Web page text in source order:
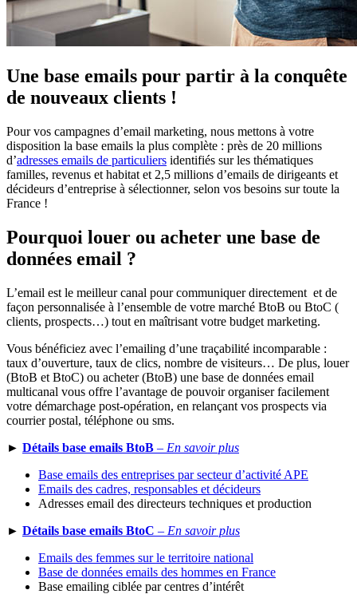
Une base emails pour partir à la conquête
de nouveaux clients !
Pour vos campagnes d’email marketing, nous mettons à votre
disposition la base emails la plus complète : près de 20 millions
d’adresses emails de particuliers identifiés sur les thématiques
familles, revenus et habitat et 2,5 millions d’emails de dirigeants et
décideurs d’entreprise à sélectionner, selon vos besoins sur toute la
France !
Pourquoi louer ou acheter une base de
données email ?
L’email est le meilleur canal pour communiquer directement et de
façon personnalisée à l’ensemble de votre marché BtoB ou BtoC (
clients, prospects…) tout en maîtrisant votre budget marketing.
Vous bénéficiez avec l’emailing d’une traçabilité incomparable :
taux d’ouverture, taux de clics, nombre de visiteurs… De plus, louer
(BtoB et BtoC) ou acheter (BtoB) une base de données email
multicanal vous offre l’avantage de pouvoir organiser facilement
votre démarchage post-opération, en relançant vos prospects via
courrier postal, téléphone ou sms.
► Détails base emails BtoB – En savoir plus
Base emails des entreprises par secteur d’activité APE
Emails des cadres, responsables et décideurs
Adresses email des directeurs techniques et production
► Détails base emails BtoC – En savoir plus
Emails des femmes sur le territoire national
Base de données emails des hommes en France
Base emailing ciblée par centres d’intérêt